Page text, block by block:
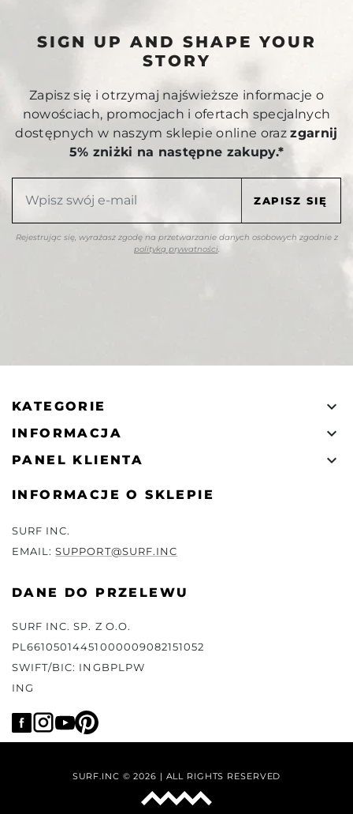
SIGN UP AND SHAPE YOUR
STORY
Zapisz się i otrzymaj najświeższe informacje o
nowościach, promocjach i ofertach specjalnych
dostępnych w naszym sklepie online orazzgarnij
5% zniżki na następne zakupy.*
Rejestrując się, wyrażasz zgodę na przetwarzanie danych osobowych zgodnie z
polityką prywatności.
KATEGORIE 
INFORMACJA 
PANEL KLIENTA 
INFORMACJE O SKLEPIE
SURF INC.
EMAIL:SUPPORT@SURF.INC
DANE DO PRZELEWU
SURF INC. SP. Z O.O.
PL66105014451000009082151052
SWIFT/BIC: INGBPLPW
ING
SURF.INC © 2026 | ALL RIGHTS RESERVED